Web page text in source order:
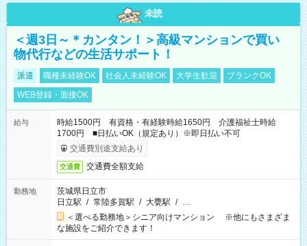
未読
＜週3日～＊カンタン！＞高級マンションで買い
物代行などの生活サポート！
派遣 職種未経験OK 社会人未経験OK 大学生歓迎
ブランクOK
WEB登録・面接OK
給与
時給1500円 有資格・有経験時給1650円 介護福祉士時給
1700円 ■日払いOK（規定あり）※即日払い不可
交通費別途支給あり
交通費 交通費全額支給
勤務地
茨城県日立市
日立駅 / 常陸多賀駅 / 大甕駅 / …
＜選べる勤務地＞シニア向けマンション ※他にもさまざま
な施設をご紹介できます！